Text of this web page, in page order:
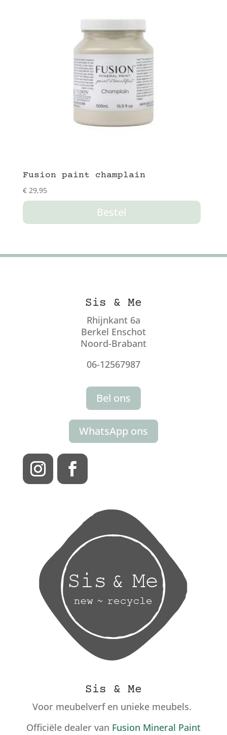
Fusion paint champlain
€29,95
Bestel
Sis & Me
Rhijnkant 6a
Berkel Enschot
Noord-Brabant
06-12567987
Bel ons
WhatsApp ons
Sis & Me
Voor meubelverf en unieke meubels.
Officiële dealer van Fusion Mineral Paint